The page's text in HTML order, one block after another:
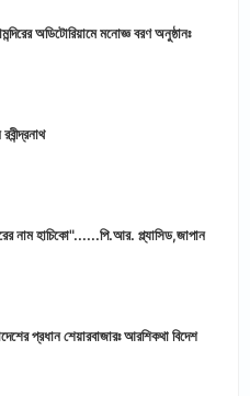
অডিটোরিয়ামে মনোজ্ঞ বরণ অনুষ্ঠানঃ
নাম হাচিকো"......পি.আর. প্ল্যাসিড,জাপান
প্রধান শেয়ারবাজারঃ আরশিকথা বিদেশ